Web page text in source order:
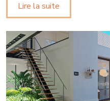
Lire la suite